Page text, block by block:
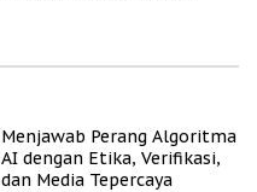
Menjawab Perang Algoritma
AI dengan Etika, Verifikasi,
dan Media Tepercaya